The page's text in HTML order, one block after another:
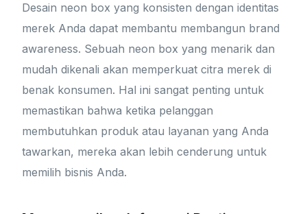
Desain neon box yang konsisten dengan identitas
merek Anda dapat membantu membangun brand
awareness. Sebuah neon box yang menarik dan
mudah dikenali akan memperkuat citra merek di
benak konsumen. Hal ini sangat penting untuk
memastikan bahwa ketika pelanggan
membutuhkan produk atau layanan yang Anda
tawarkan, mereka akan lebih cenderung untuk
memilih bisnis Anda.